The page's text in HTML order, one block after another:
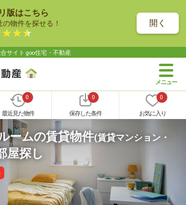
版はこちら
の物件を探せる！ 開く
サイト goo住宅・不動産
0
最近見た物件
0
保存した条件
0
お気に入り
ームの賃貸物件(賃貸マンション・
屋探し